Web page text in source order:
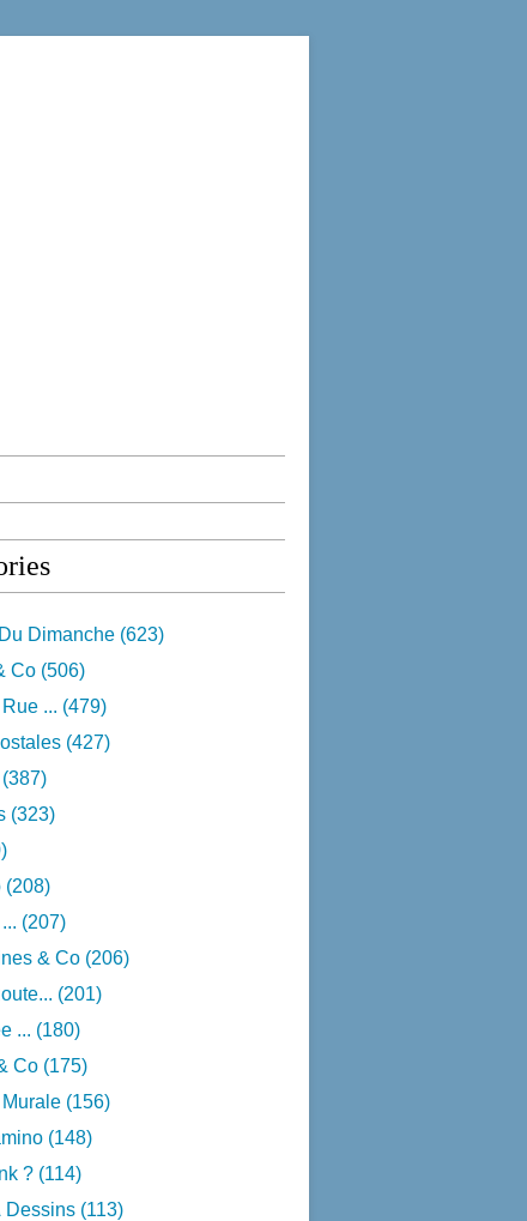
Dimanche (623)
Co (506)
... (479)
(427)
(387)
(323)
(208)
(207)
& Co (206)
(201)
... (180)
Co (175)
(156)
(148)
? (114)
Dessins (113)